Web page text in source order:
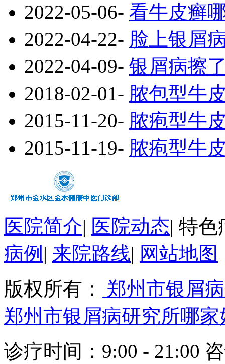
2022-05-06- 看牛皮癣
2022-04-22- 脸上银屑
2022-04-09- 银屑病擦
2018-02-01- 脓包型牛
2015-11-20- 脓疱型牛
2015-11-19- 脓疱型牛
医院简介| 医院动态| 特色
病例 | 来院路线| 网站地图
版权所有：
郑州市银屑
郑州市银屑病研究所哪家
诊疗时间：9:00 - 21:00